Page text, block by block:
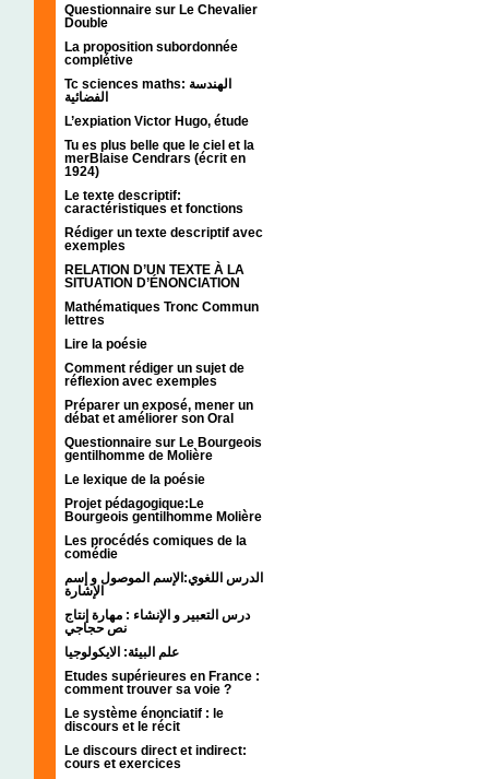
Questionnaire sur Le Chevalier
Double
La proposition subordonnée
complétive
Tc sciences maths: الهندسة
الفضائية
L’expiation Victor Hugo, étude
Tu es plus belle que le ciel et la
merBlaise Cendrars (écrit en
1924)
Le texte descriptif:
caractéristiques et fonctions
Rédiger un texte descriptif avec
exemples
RELATION D’UN TEXTE À LA
SITUATION D’ÉNONCIATION
Mathématiques Tronc Commun
lettres
Lire la poésie
Comment rédiger un sujet de
réflexion avec exemples
Préparer un exposé, mener un
débat et améliorer son Oral
Questionnaire sur Le Bourgeois
gentilhomme de Molière
Le lexique de la poésie
Projet pédagogique:Le
Bourgeois gentilhomme Molière
Les procédés comiques de la
comédie
الدرس اللغوي:الإسم الموصول و إسم
الإشارة
درس التعبير و الإنشاء : مهارة إنتاج
نص حجاجي
علم البيئة: الايكولوجيا
Etudes supérieures en France :
comment trouver sa voie ?
Le système énonciatif : le
discours et le récit
Le discours direct et indirect:
cours et exercices